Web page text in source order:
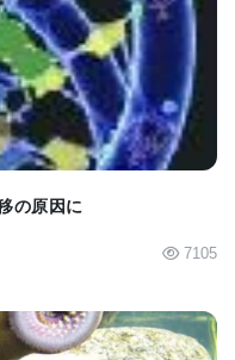
りする子供もいる。
感じているとき、怒
でいるとき、あるい
現れることがある。
れほど稀ではなくな
れている。
JP
の原因に
7105